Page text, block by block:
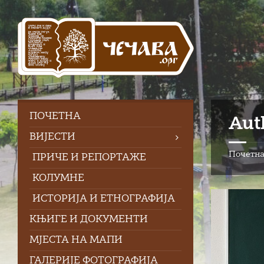
Skip
content
Skip
left
sidebar
Skip
right
sidebar
Skip
footer
Почетна
ПOЧЕТНА
ВИЈЕСТИ
ПРИЧЕ И РЕПОРТАЖЕ
КОЛУМНЕ
ИСТОРИЈА И ЕТНОГРАФИЈА
КЊИГЕ И ДОКУМЕНТИ
МЈЕСТА НА МАПИ
ГАЛЕРИЈЕ ФОТОГРАФИЈА